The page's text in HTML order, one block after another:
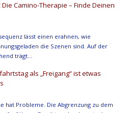
Die Camino-Therapie – Finde Deinen
lässt einen erahnen, wie
die Szenen sind. Auf der
trägt…
als „Freigang“ ist etwas
hat Probleme. Die Abgrenzung zu dem